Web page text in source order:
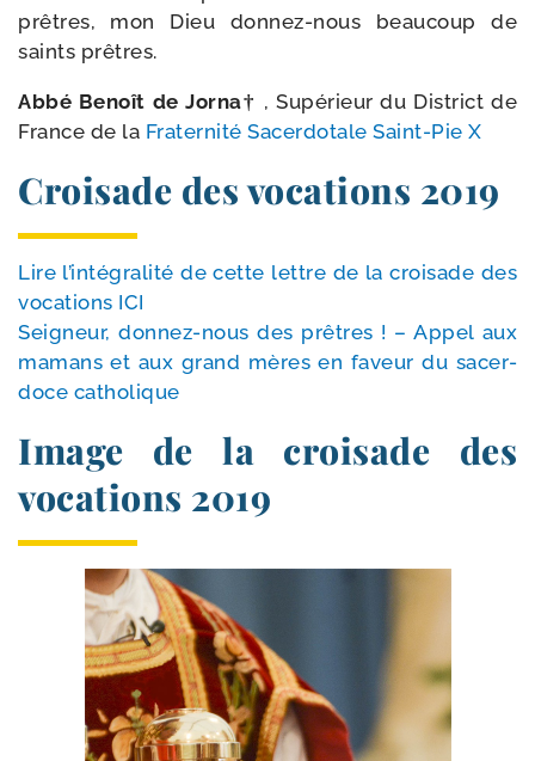
prêtres, mon Dieu donnez-​nous beau­coup de
saints prêtres.
Abbé Benoît de Jorna† , Supérieur du District de
France de la Fraternité Sacerdotale Saint-​Pie X
Croisade des vocations 2019
Lire l’in­té­gra­li­té de cette lettre de la croi­sade des
voca­tions ICI
Seigneur, donnez-​nous des prêtres ! – Appel aux
mamans et aux grand mères en faveur du sacer­
doce catholique
Image de la croisade des
vocations 2019